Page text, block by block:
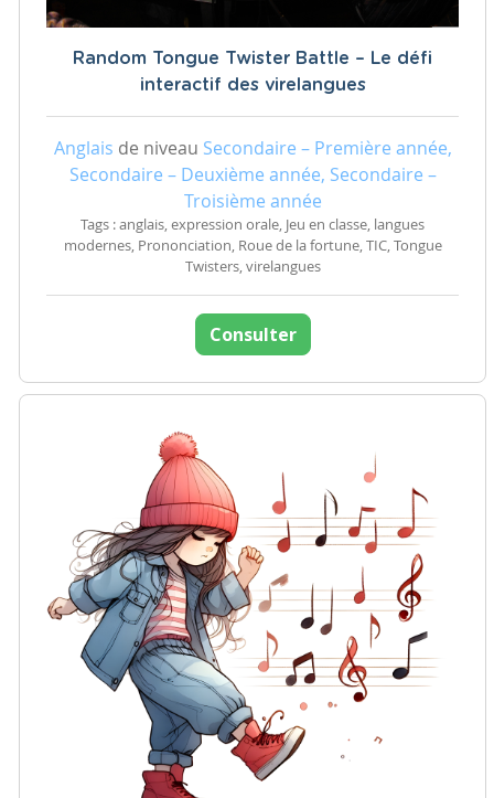
Random Tongue Twister Battle – Le défi
interactif des virelangues
Anglais de niveau Secondaire – Première année,
Secondaire – Deuxième année, Secondaire –
Troisième année
Tags : anglais, expression orale, Jeu en classe, langues
modernes, Prononciation, Roue de la fortune, TIC, Tongue
Twisters, virelangues
Consulter